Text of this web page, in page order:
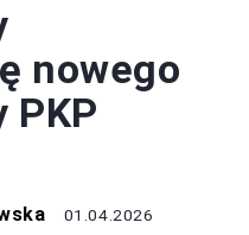
nowego
PKP
01.04.2026